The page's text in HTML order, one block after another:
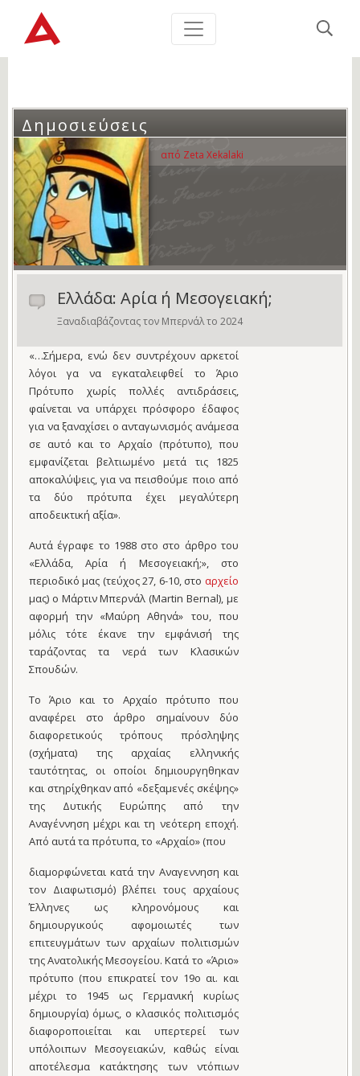
Δημοσιεύσεις
από Zeta Xekalaki
Ελλάδα: Αρία ή Μεσογειακή;
Ξαναδιαβάζοντας τον Μπερνάλ το 2024
«…Σήμερα, ενώ δεν συντρέχουν αρκετοί
λόγοι γα να εγκαταλειφθεί το Άριο
Πρότυπο χωρίς πολλές αντιδράσεις,
φαίνεται να υπάρχει πρόσφορο έδαφος
για να ξαναχίσει ο ανταγωνισμός ανάμεσα
σε αυτό και το Αρχαίο (πρότυπο), που
εμφανίζεται βελτιωμένο μετά τις 1825
αποκαλύψεις, για να πεισθούμε ποιο από
τα δύο πρότυπα έχει μεγαλύτερη
αποδεικτική αξία».
Αυτά έγραφε το 1988 στο στο άρθρο του
«Ελλάδα, Αρία ή Μεσογειακή;», στο
περιοδικό μας (τεύχος 27, 6-10, στο αρχείο
μας) ο Μάρτιν Μπερνάλ (Martin Bernal), με
αφορμή την «Μαύρη Αθηνά» του, που
μόλις τότε έκανε την εμφάνισή της
ταράζοντας τα νερά των Κλασικών
Σπουδών.
Το Άριο και το Αρχαίο πρότυπο που
αναφέρει στο άρθρο σημαίνουν δύο
διαφορετικούς τρόπους πρόσληψης
(σχήματα) της αρχαίας ελληνικής
ταυτότητας, οι οποίοι δημιουργηθηκαν
και στηρίχθηκαν από «δεξαμενές σκέψης»
της Δυτικής Ευρώπης από την
Αναγέννηση μέχρι και τη νεότερη εποχή.
Από αυτά τα πρότυπα, το «Αρχαίο» (που
διαμορφώνεται κατά την Αναγεννηση και
τον Διαφωτισμό) βλέπει τους αρχαίους
Έλληνες ως κληρονόμους και
δημιουργικούς αφομοιωτές των
επιτευγμάτων των αρχαίων πολιτισμών
της Ανατολικής Μεσογείου. Κατά το «Άριο»
πρότυπο (που επικρατεί τον 19ο αι. και
μέχρι το 1945 ως Γερμανική κυρίως
δημιουργία) όμως, ο κλασικός πολιτισμός
διαφοροποιείται και υπερτερεί των
υπόλοιπων Μεσογειακών, καθώς είναι
αποτέλεσμα κατάκτησης των ντόπιων